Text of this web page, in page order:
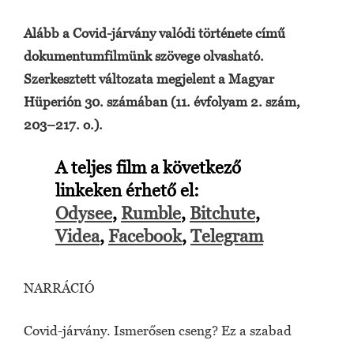
Alább a Covid-járvány valódi története című
dokumentumfilmünk szövege olvasható.
Szerkesztett változata megjelent a Magyar
Hüperión 30. számában (11. évfolyam 2. szám,
203–217. o.).
A teljes film a következő
linkeken érhető el:
Odysee, Rumble, Bitchute,
Videa, Facebook, Telegram
NARRÁCIÓ
Covid-járvány. Ismerősen cseng? Ez a szabad